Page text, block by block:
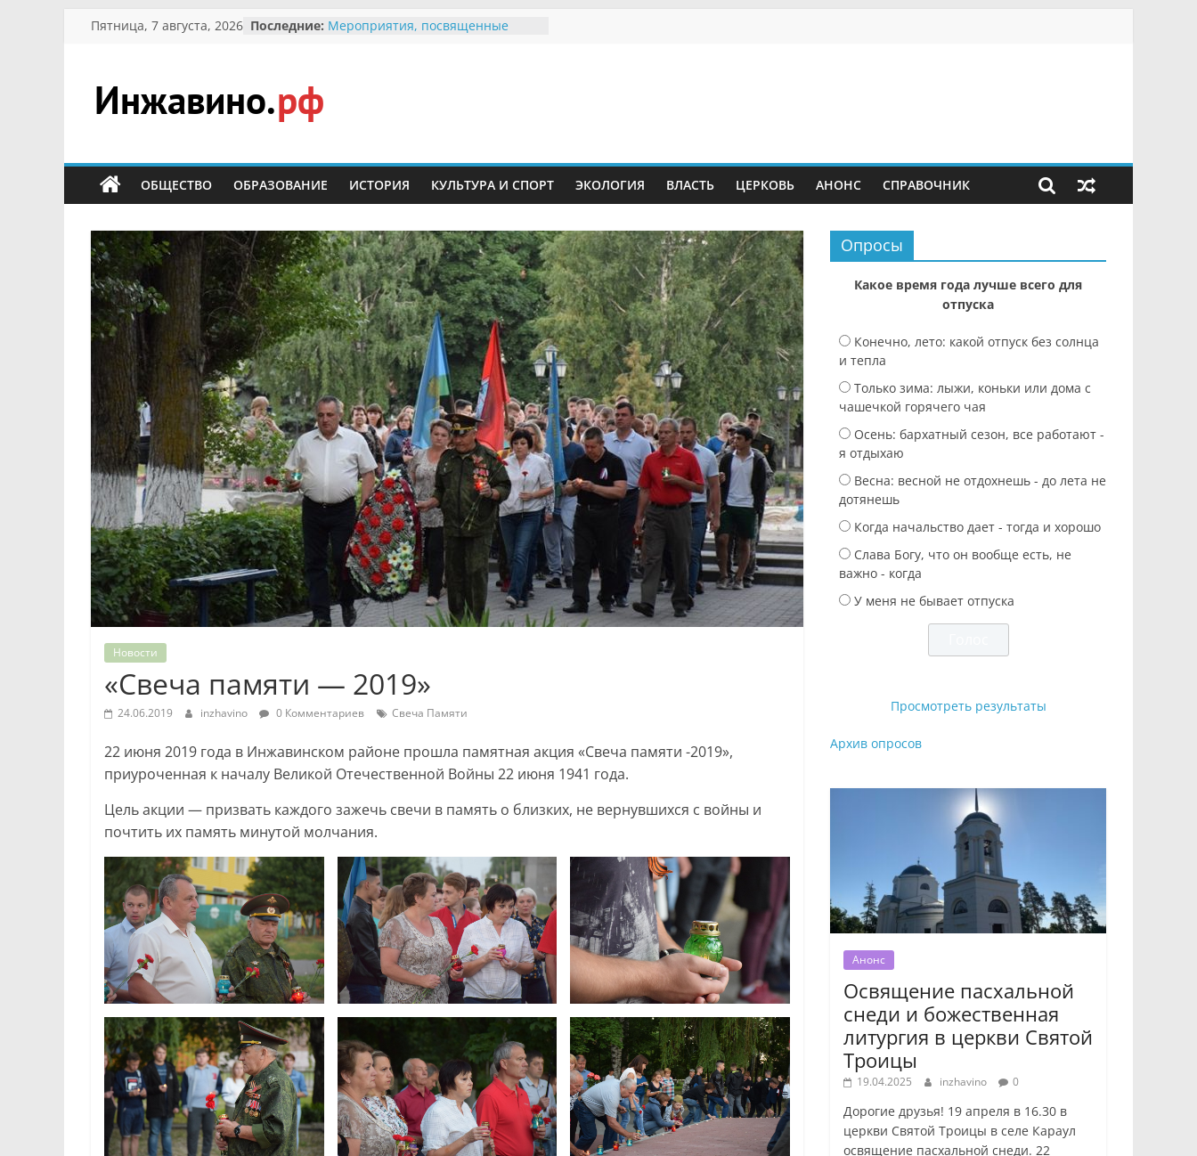
Перейти
Пятница, 7 августа, 2026 Последние: Мероприятия, посвященные
Безопасность в сети Интернет
Ученики приняли участие в
мероприятии «Сохраним
В вольере Воронинского
заповедника родились крапчатые
суслики
Инжавино.рф
сельский
портал
ОБЩЕСТВО ОБРАЗОВАНИЕ ИСТОРИЯ КУЛЬТУРА И СПОРТ ЭКОЛОГИЯ ВЛАСТЬ ЦЕРКОВЬ АНОНС СПРАВОЧНИК
Новости
«Свеча памяти — 2019»
24.06.2019 inzhavino 0 Комментариев Свеча Памяти
22 июня 2019 года в Инжавинском районе прошла памятная акция «Свеча памяти -2019»,
приуроченная к началу Великой Отечественной Войны 22 июня 1941 года.
Цель акции — призвать каждого зажечь свечи в память о близких, не вернувшихся с войны и
почтить их память минутой молчания.
Опросы
Какое время года лучше всего для
отпуска
Конечно, лето: какой отпуск без солнца
и тепла
Только зима: лыжи, коньки или дома с
чашечкой горячего чая
Осень: бархатный сезон, все работают -
я отдыхаю
Весна: весной не отдохнешь - до лета не
дотянешь
Когда начальство дает - тогда и хорошо
Слава Богу, что он вообще есть, не
важно - когда
У меня не бывает отпуска
Просмотреть результаты
Архив опросов
Анонс
Освящение пасхальной
снеди и божественная
литургия в церкви Святой
Троицы
19.04.2025 inzhavino 0
Дорогие друзья! 19 апреля в 16.30 в
церкви Святой Троицы в селе Караул
освящение пасхальной снеди. 22